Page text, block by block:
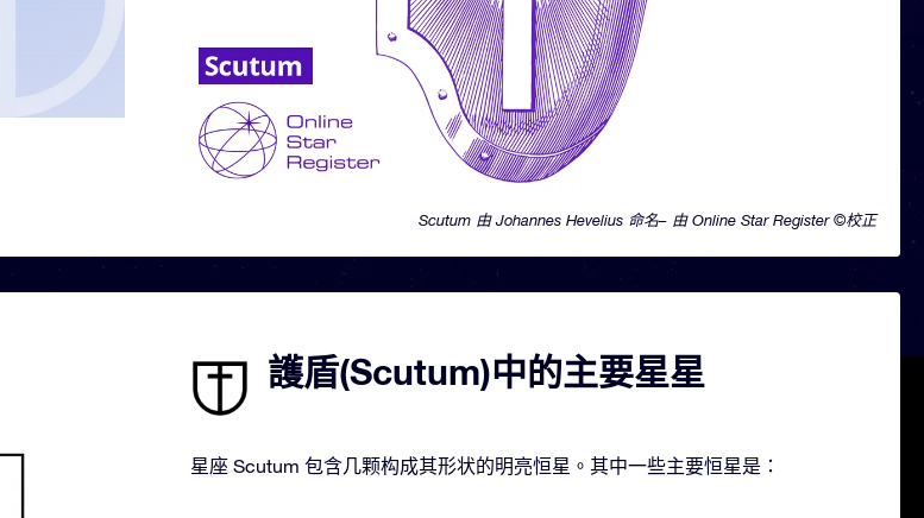
Scutum 由 Johannes Hevelius 命名– 由 Online Star Register ©校正
護盾(Scutum)中的主要星星
星座 Scutum 包含几颗构成其形状的明亮恒星。其中一些主要恒星是：